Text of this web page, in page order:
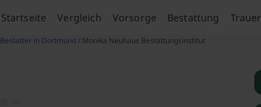
Startseite Vergleich Vorsorge Bestattung Trauer
Bestatter in Dortmund / Monika Neuhaus Bestattungsinstitut